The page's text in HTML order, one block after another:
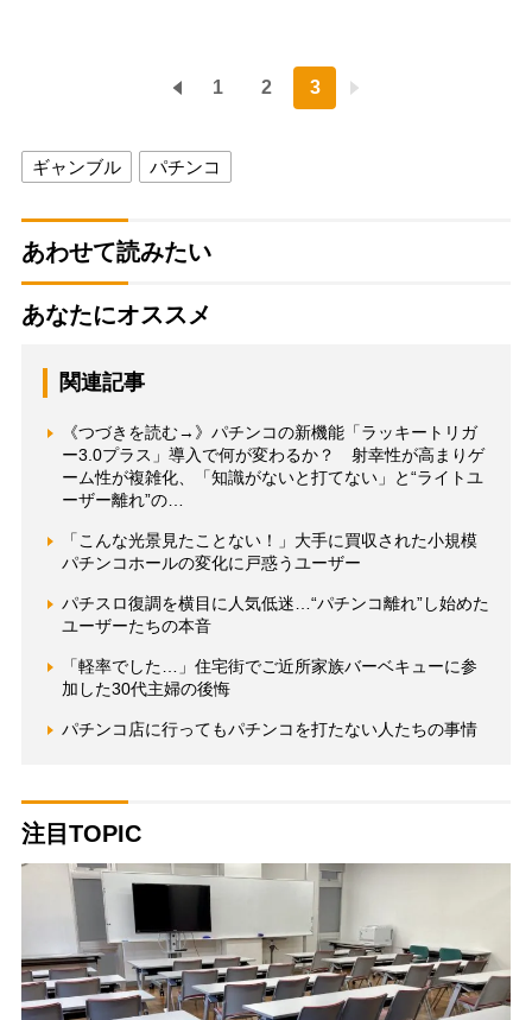
1 2 3
ギャンブル パチンコ
あわせて読みたい
あなたにオススメ
関連記事
《つづきを読む→》パチンコの新機能「ラッキートリガ
ー3.0プラス」導入で何が変わるか？ 射幸性が高まりゲ
ーム性が複雑化、「知識がないと打てない」と“ライトユ
ーザー離れ”の…
「こんな光景見たことない！」大手に買収された小規模
パチンコホールの変化に戸惑うユーザー
パチスロ復調を横目に人気低迷…“パチンコ離れ”し始めた
ユーザーたちの本音
「軽率でした…」住宅街でご近所家族バーベキューに参
加した30代主婦の後悔
パチンコ店に行ってもパチンコを打たない人たちの事情
注目TOPIC